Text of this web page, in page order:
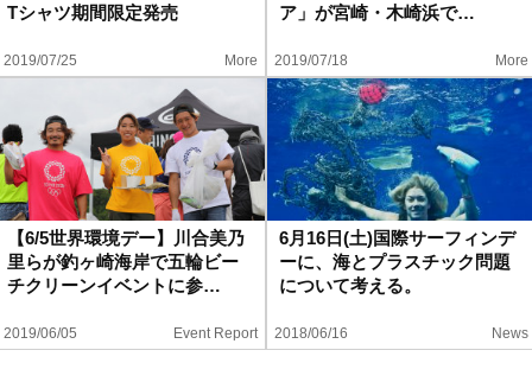
Tシャツ期間限定発売
2019/07/25 More
ア」が宮崎・木崎浜で…
2019/07/18 More
【6/5世界環境デー】川合美乃
里らが釣ヶ崎海岸で五輪ビー
チクリーンイベントに参…
2019/06/05 Event Report
6月16日(土)国際サーフィンデ
ーに、海とプラスチック問題
について考える。
2018/06/16 News